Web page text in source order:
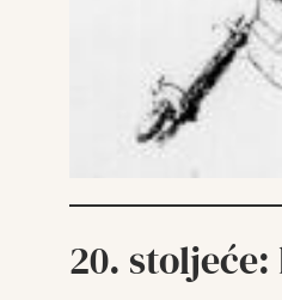
20.